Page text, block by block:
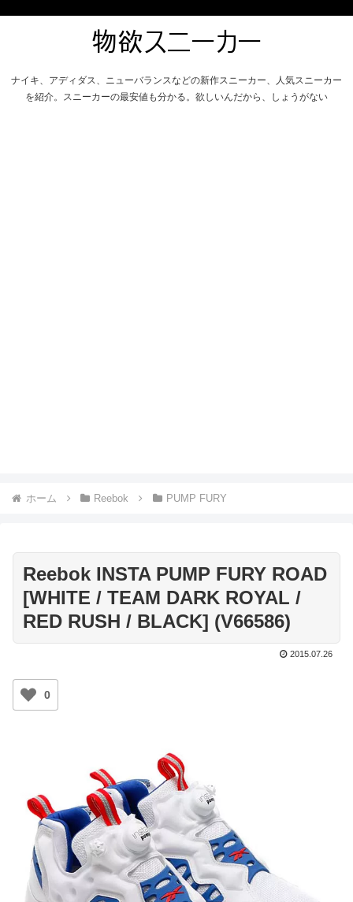
ナイキ、アディダス、ニューバランスなどの新作スニーカー、人気スニーカー
を紹介。スニーカーの最安値も分かる。欲しいんだから、しょうがない
ホーム Reebok PUMP FURY
Reebok INSTA PUMP FURY ROAD
[WHITE / TEAM DARK ROYAL /
RED RUSH / BLACK] (V66586)
2015.07.26
0